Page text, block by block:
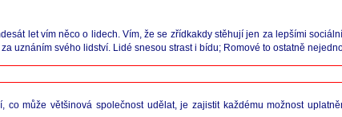
let vím něco o lidech. Vím, že se zřídkakdy stěhují jen za lepšími
uznáním svého lidství. Lidé snesou strast i bídu; Romové to ostatně
může většinová společnost udělat, je zajistit každému možnost